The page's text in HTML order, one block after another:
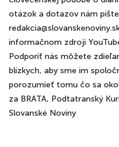
otázok a dotazov nám
informačnom zdroji
Podporiť nás môžete
blízkych, aby sme im
porozumieť tomu čo sa
za BRATA, Podtatranský
Slovanské Noviny